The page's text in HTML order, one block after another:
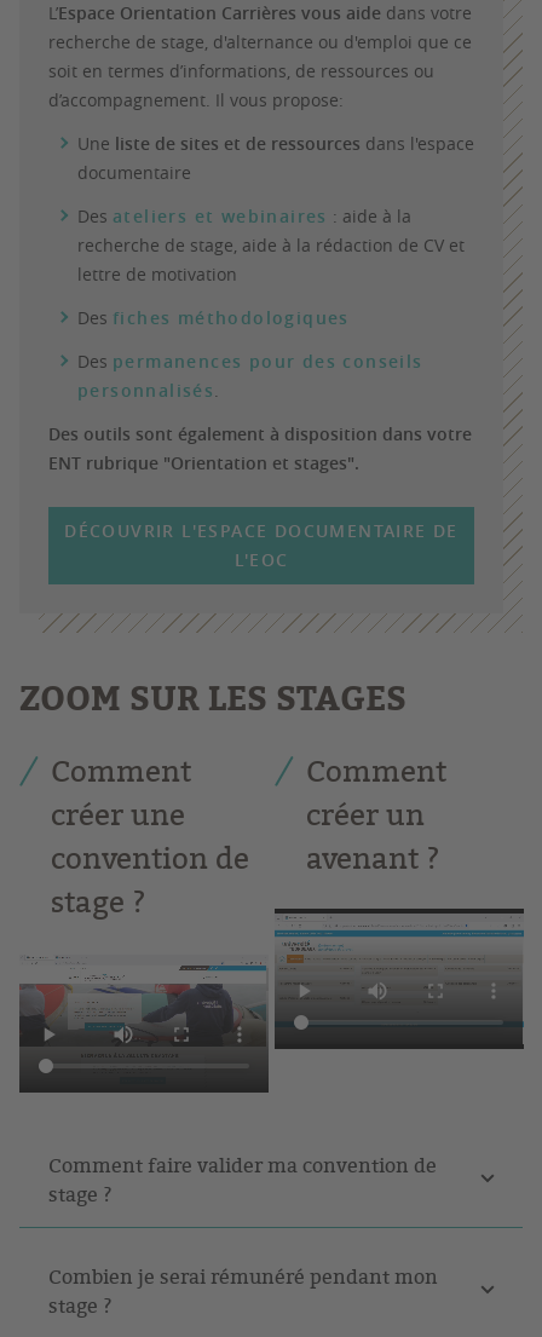
L’Espace Orientation Carrières vous aide dans votre
recherche de stage, d'alternance ou d'emploi que ce
soit en termes d’informations, de ressources ou
d’accompagnement. Il vous propose:
Une liste de sites et de ressources dans l'espace
documentaire
Des ateliers et webinaires : aide à la
recherche de stage, aide à la rédaction de CV et
lettre de motivation
Des fiches méthodologiques
Des permanences pour des conseils
personnalisés.
Des outils sont également à disposition dans votre
ENT rubrique "Orientation et stages".
DÉCOUVRIR L'ESPACE DOCUMENTAIRE DE
L'EOC
ZOOM SUR LES STAGES
Comment
créer une
convention de
stage ?
Comment
créer un
avenant ?
Comment faire valider ma convention de
stage ?
Combien je serai rémunéré pendant mon
stage ?